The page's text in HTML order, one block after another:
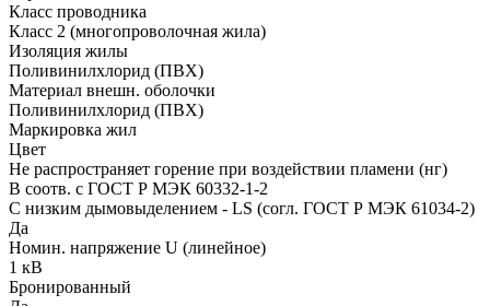
Класс проводника
Класс 2 (многопроволочная жила)
Изоляция жилы
Поливинилхлорид (ПВХ)
Материал внешн. оболочки
Поливинилхлорид (ПВХ)
Маркировка жил
Цвет
Не распространяет горение при воздействии пламени (нг)
В соотв. с ГОСТ Р МЭК 60332-1-2
С низким дымовыделением - LS (согл. ГОСТ Р МЭК 61034-2)
Да
Номин. напряжение U (линейное)
1 кВ
Бронированный